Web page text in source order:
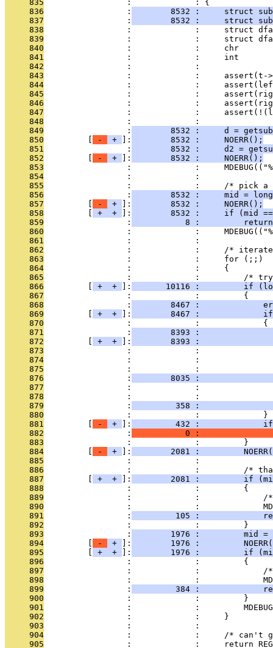
     835
                 :             : {
     836
                 :
8532 :     struct
     837
                 :
8532 :     struct
     838
:             :     struct
     839
:             :     struct
     840
:             :     chr
     841
:             :     int
     842
                 :             :
     843
:             :     assert(t-
     844
:             :
     845
:             :
     846
:             :
     847
:             :
     848
                 :             :
     849
                 :
8532 :     d =
     850
- + ]:
        8532 :     NOERR();
     851
                 :
8532 :     d2 =
     852
- + ]:
        8532 :     NOERR();
     853
:             :
     854
                 :             :
     855
:             :     /* pick a
     856
                 :
8532 :     mid =
     857
- + ]:
        8532 :     NOERR();
     858
+ + ]:
8532 :     if (mid
     859
                 :
8 :
     860
:             :
     861
                 :             :
     862
:             :     /*
     863
                 :             :     for (;;)
     864
                 :             :     {
     865
:             :         /*
     866
+ + ]:
10116 :         if
     867
                 :             :         {
     868
                 :
8467 :
     869
+ + ]:
8467 :
     870
                 :             :             {
     871
                 :
8393 :
     872
+ + ]:
8393 :
     873
:             :
     874
:             :
     875
:             :
     876
                 :
8035 :
     877
:             :
     878
:             :
     879
                 :
358 :
     880
                 :             :             }
     881
- + ]:
432 :
     882
                 :
0 :
     883
                 :             :         }
     884
- + ]:
2081 :
     885
                 :             :
     886
:             :         /*
     887
+ + ]:
2081 :         if
     888
                 :             :         {
     889
:             :
     890
:             :
     891
                 :
105 :
     892
                 :             :         }
     893
                 :
1976 :         mid =
     894
- + ]:
1976 :
     895
+ + ]:
1976 :         if
     896
                 :             :         {
     897
:             :             /
     898
:             :
     899
                 :
384 :
     900
                 :             :         }
     901
:             :
     902
                 :             :     }
     903
                 :             :
     904
:             :     /* can't
     905
:             :     return